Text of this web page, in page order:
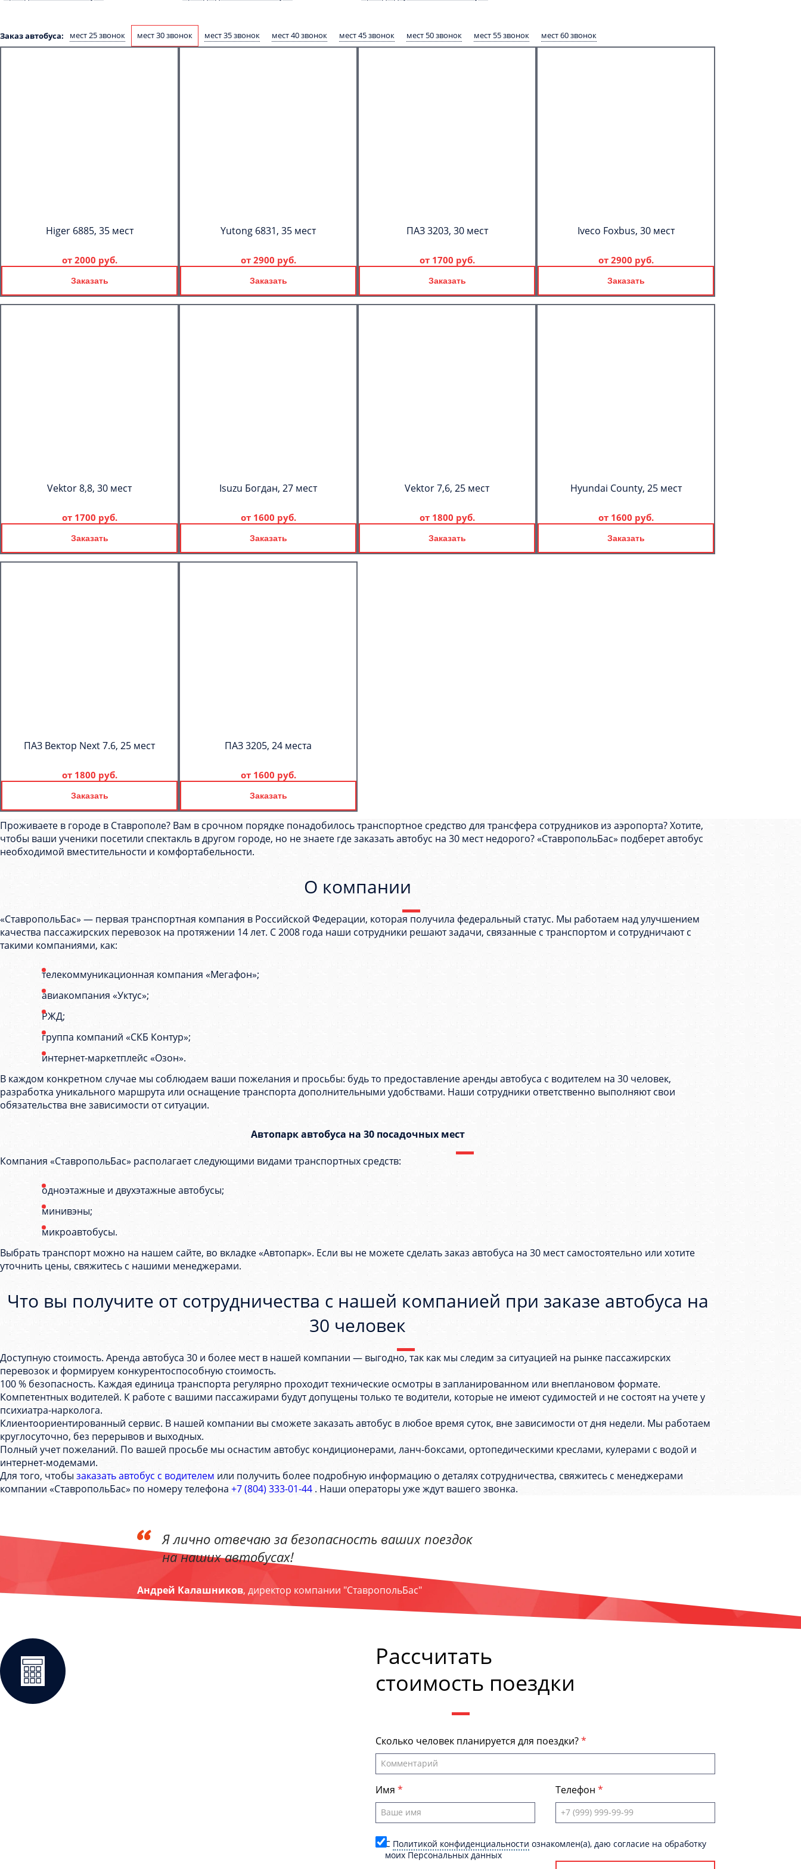
Заказ автобуса: мест 25 звонок мест 30 звонок мест 35 звонок мест 40 звонок мест 45 звонок мест 50 звонок мест 55 звонок мест 60 звонок
Higer 6885, 35 мест
от 2000 руб.
Заказать
Yutong 6831, 35 мест
от 2900 руб.
Заказать
ПАЗ 3203, 30 мест
от 1700 руб.
Заказать
Iveco Foxbus, 30 мест
от 2900 руб.
Заказать
Vektor 8,8, 30 мест
от 1700 руб.
Заказать
Isuzu Богдан, 27 мест
от 1600 руб.
Заказать
Vektor 7,6, 25 мест
от 1800 руб.
Заказать
Hyundai County, 25 мест
от 1600 руб.
Заказать
ПАЗ Вектор Next 7.6, 25 мест
от 1800 руб.
Заказать
ПАЗ 3205, 24 места
от 1600 руб.
Заказать
Проживаете в городе в Ставрополе? Вам в срочном порядке понадобилось транспортное средство для трансфера сотрудников из аэропорта? Хотите,
чтобы ваши ученики посетили спектакль в другом городе, но не знаете где заказать автобус на 30 мест недорого? «СтавропольБас» подберет автобус
необходимой вместительности и комфортабельности.
О компании
«СтавропольБас» — первая транспортная компания в Российской Федерации, которая получила федеральный статус. Мы работаем над улучшением
качества пассажирских перевозок на протяжении 14 лет. С 2008 года наши сотрудники решают задачи, связанные с транспортом и сотрудничают с
такими компаниями, как:
телекоммуникационная компания «Мегафон»;
авиакомпания «Уктус»;
РЖД;
группа компаний «СКБ Контур»;
интернет-маркетплейс «Озон».
В каждом конкретном случае мы соблюдаем ваши пожелания и просьбы: будь то предоставление аренды автобуса с водителем на 30 человек,
разработка уникального маршрута или оснащение транспорта дополнительными удобствами. Наши сотрудники ответственно выполняют свои
обязательства вне зависимости от ситуации.
Автопарк автобуса на 30 посадочных мест
Компания «СтавропольБас» располагает следующими видами транспортных средств:
одноэтажные и двухэтажные автобусы;
минивэны;
микроавтобусы.
Выбрать транспорт можно на нашем сайте, во вкладке «Автопарк». Если вы не можете сделать заказ автобуса на 30 мест самостоятельно или хотите
уточнить цены, свяжитесь с нашими менеджерами.
Что вы получите от сотрудничества с нашей компанией при заказе автобуса на
30 человек
Доступную стоимость. Аренда автобуса 30 и более мест в нашей компании — выгодно, так как мы следим за ситуацией на рынке пассажирских
перевозок и формируем конкурентоспособную стоимость.
100 % безопасность. Каждая единица транспорта регулярно проходит технические осмотры в запланированном или внеплановом формате.
Компетентных водителей. К работе с вашими пассажирами будут допущены только те водители, которые не имеют судимостей и не состоят на учете у
психиатра-нарколога.
Клиентоориентированный сервис. В нашей компании вы сможете заказать автобус в любое время суток, вне зависимости от дня недели. Мы работаем
круглосуточно, без перерывов и выходных.
Полный учет пожеланий. По вашей просьбе мы оснастим автобус кондиционерами, ланч-боксами, ортопедическими креслами, кулерами с водой и
интернет-модемами.
Для того, чтобы заказать автобус с водителем или получить более подробную информацию о деталях сотрудничества, свяжитесь с менеджерами
компании «СтавропольБас» по номеру телефона +7 (804) 333-01-44 . Наши операторы уже ждут вашего звонка.
Я лично отвечаю за безопасность ваших поездок
на наших автобусах!
Андрей Калашников, директор компании "СтавропольБас"
Рассчитать
стоимость поездки
Сколько человек планируется для поездки?
Имя Телефон
C Политикой конфиденциальности ознакомлен(а), даю согласие на обработку
моих Персональных данных